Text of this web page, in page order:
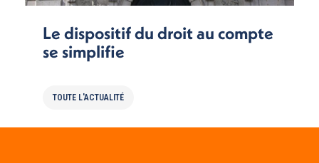
Le dispositif du droit au compte
se simplifie
TOUTE L'ACTUALITÉ